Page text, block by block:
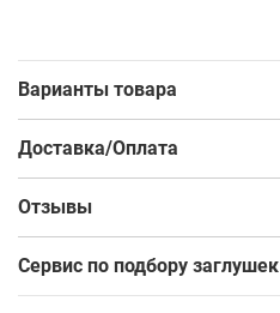
Варианты товара
Доставка/Оплата
Отзывы
Сервис по подбору заглушек